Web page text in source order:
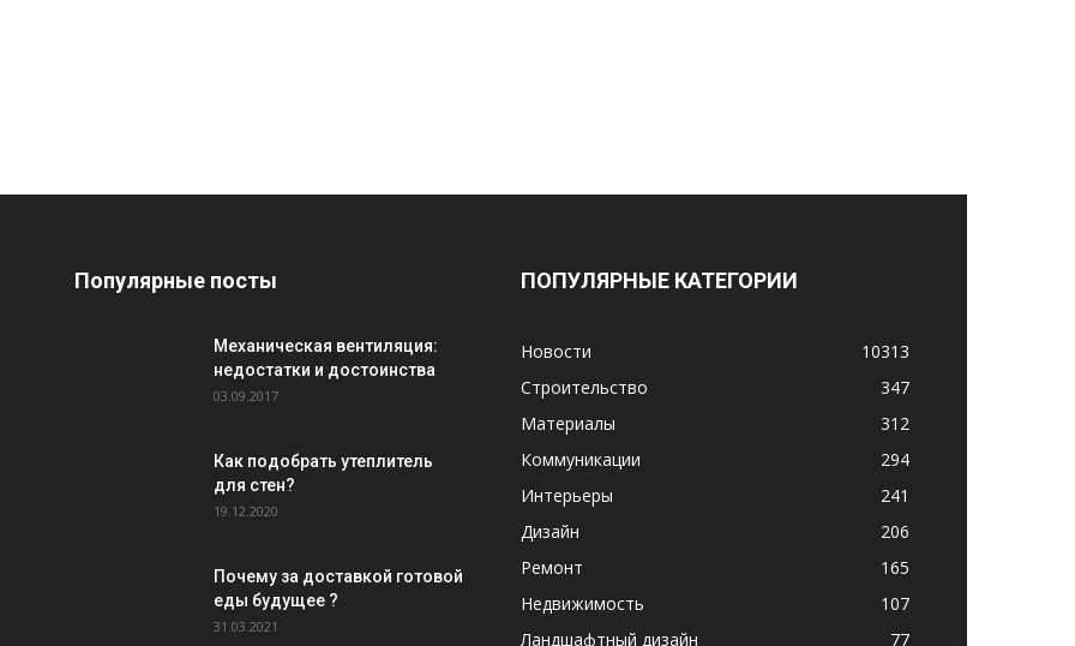
Популярные посты
Механическая вентиляция:
недостатки и достоинства
03.09.2017
Как подобрать утеплитель
для стен?
19.12.2020
Почему за доставкой готовой
еды будущее ?
31.03.2021
ПОПУЛЯРНЫЕ КАТЕГОРИИ
Новости
10313
Строительство
347
Материалы
312
Коммуникации
294
Интерьеры
241
Дизайн
206
Ремонт
165
Недвижимость
107
Ландшафтный дизайн
77